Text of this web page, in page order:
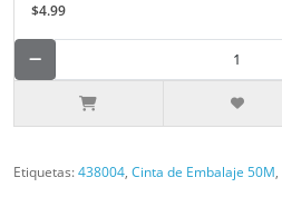
$4.99
Etiquetas:438004, Cinta de Embalaje 50M,